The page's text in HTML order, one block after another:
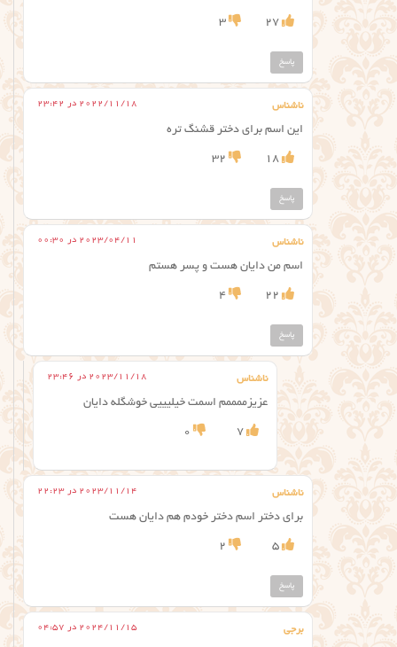
27
3
پاسخ
ناشناس 2022/11/18 در 23:42
این اسم برای دختر قشنگ تره
18
32
پاسخ
ناشناس 2023/04/11 در 00:30
اسم من دایان هست و پسر هستم
22
4
پاسخ
ناشناس 2023/11/18 در 23:46
عزیزممممم اسمت خیلیییی خوشگله دایان
7
0
ناشناس 2023/11/14 در 22:23
برای دختر اسم دختر خودم هم دایان هست
5
2
پاسخ
برجی 2024/11/15 در 04:57